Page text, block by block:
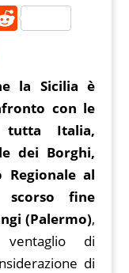
R
di
t
la Sicilia è
con le
tutta Italia,
dei Borghi,
Regionale al
scorso fine
(Palermo),
di
di